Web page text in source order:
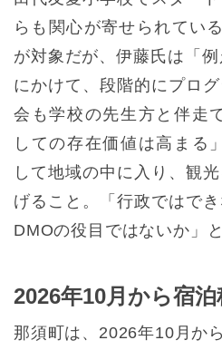
らも関心が寄せられてい
が対象だが、伊藤氏は「
にかけて、段階的にプロ
会も学校の先生方と伴走
しての存在価値は高まる
して地域の中に入り、観
げること。「行政ではで
DMOの役目ではないか」
2026年10月から宿泊
那須町は、2026年10月か